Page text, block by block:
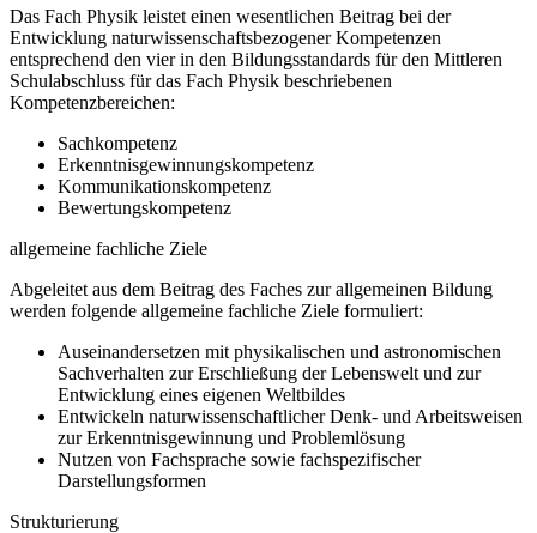
Das Fach Physik leistet einen wesentlichen Beitrag bei der
Entwicklung naturwissenschaftsbezogener Kompetenzen
entsprechend den vier in den Bildungsstandards für den Mittleren
Schulabschluss für das Fach Physik beschriebenen
Kompetenzbereichen:
Sachkompetenz
Erkenntnisgewinnungskompetenz
Kommunikationskompetenz
Bewertungskompetenz
allgemeine fachliche Ziele
Abgeleitet aus dem Beitrag des Faches zur allgemeinen Bildung
werden folgende allgemeine fachliche Ziele formuliert:
Auseinandersetzen mit physikalischen und astronomischen
Sachverhalten zur Erschließung der Lebenswelt und zur
Entwicklung eines eigenen Weltbildes
Entwickeln naturwissenschaftlicher Denk- und Arbeitsweisen
zur Erkenntnisgewinnung und Problemlösung
Nutzen von Fachsprache sowie fachspezifischer
Darstellungsformen
Strukturierung